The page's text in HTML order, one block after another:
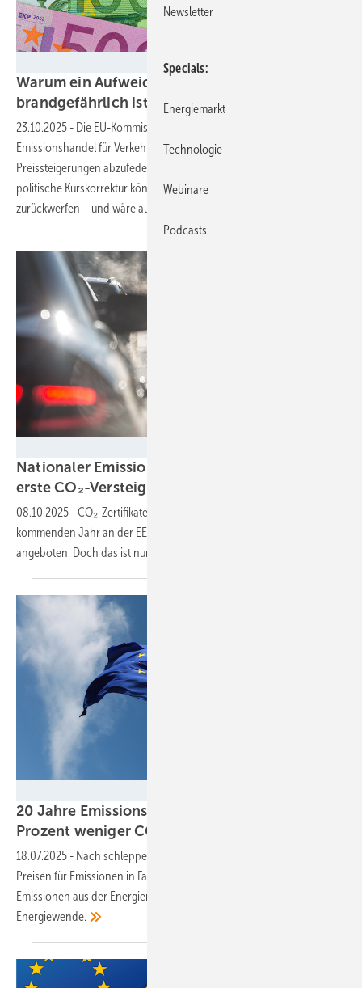
Warum ein Aufweichen des Emissionshandels
brandgefährlich ist
23.10.2025 - Die EU-Kommission überlegt, den geplanten
Emissionshandel für Verkehr und Gebäude ab 2027 abzumildern, um
Preissteigerungen abzufedern. Doch Fachleute warnen: Eine
politische Kurskorrektur könnte den Klimaschutz um Jahre
zurückwerfen – und wäre auch wirtschaftlich
Nationaler Emissionshandel: 2026 beginnen
ersteCO₂-Versteigerungen
08.10.2025 -CO₂-Zertifikate für Treibstoff und Heizmitteln werden im
kommenden Jahr an der EEX in einer Auktion mit fixem Preiskorridor
angeboten. Doch das ist nur ein
20 Jahre Emissionshandel sorgen für 50
Prozent weniger CO₂-Ausstoß in
18.07.2025 - Nach schleppendem Beginn kam der ETS-1 mit höheren
Preisen für Emissionen in Fahrt. In Deutschland gingen vor allem die
Emissionen aus der Energierezeugung zurück – ein Erfolg der
Energiewende.
Newsletter
Specials
Energiemarkt
Technologie
Webinare
Podcasts